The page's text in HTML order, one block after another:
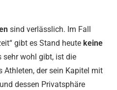
sind verlässlich. Im Fall
gibt es Stand heute keine
sehr wohl gibt, ist die
Athleten, der sein Kapitel mit
dessen Privatsphäre